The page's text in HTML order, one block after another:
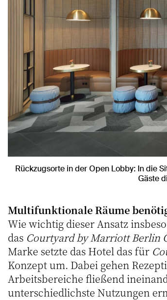
Rückzugsorte in der Open Lobby: In die
Gäste
Multifunktionale Räume
Wie wichtig dieser Ansatz
das Courtyard by Marriott Berlin
Marke setzte das Hotel das für
Konzept um. Dabei gehen
Arbeitsbereiche fließend
unterschiedlichste Nutzungen